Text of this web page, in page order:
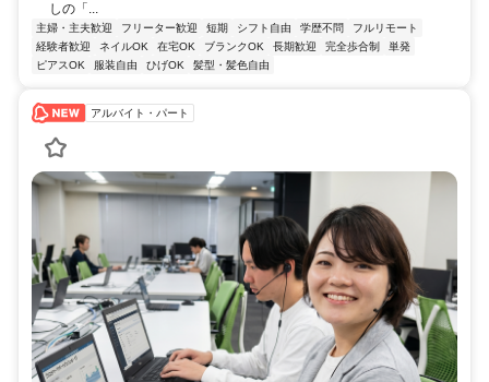
しの「...
主婦・主夫歓迎 フリーター歓迎 短期 シフト自由 学歴不問
フルリモート
経験者歓迎
ネイルOK 在宅OK ブランクOK 長期歓迎 完全歩合制
単発
ピアスOK
服装自由 ひげOK 髪型・髪色自由
アルバイト・パート